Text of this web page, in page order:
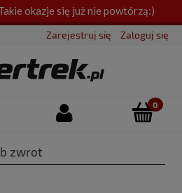
okazje się już nie powtórzą:)
Zarejestruj się Zaloguj się
zwrot